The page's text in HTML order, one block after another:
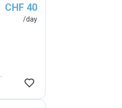
CHF 40
/day